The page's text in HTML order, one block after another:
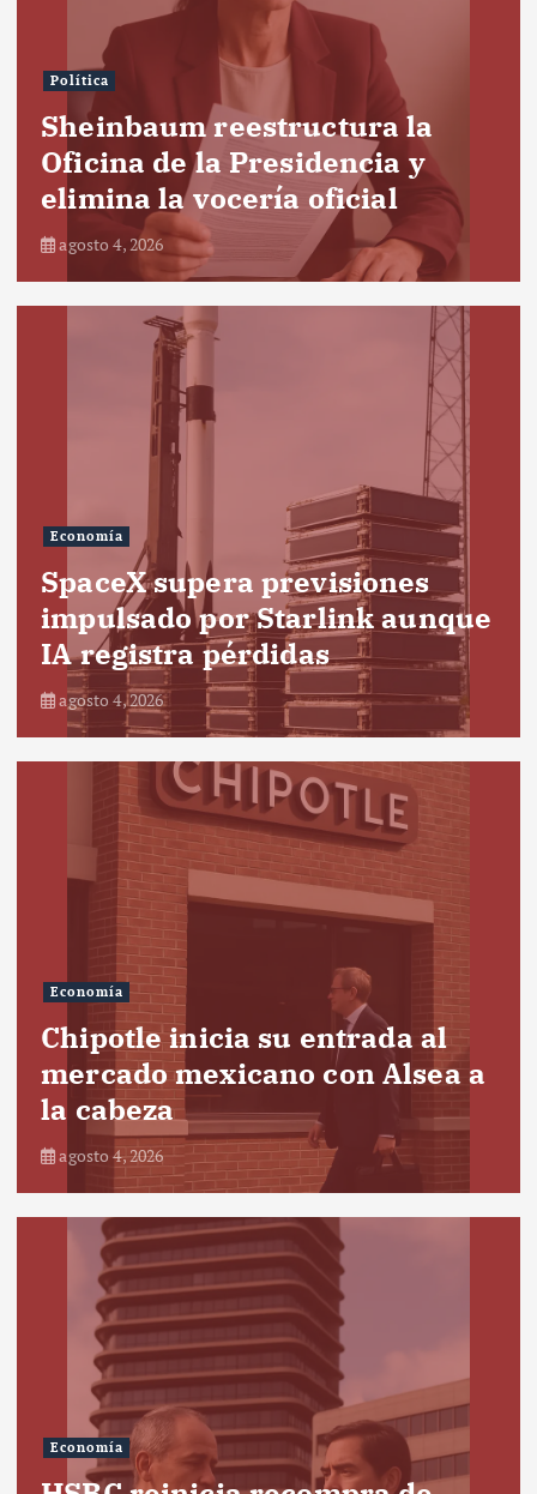
Política
Sheinbaum reestructura la
Oficina de la Presidencia y
elimina la vocería oficial
agosto 4, 2026
Economía
SpaceX supera previsiones
impulsado por Starlink aunque
IA registra pérdidas
agosto 4, 2026
Economía
Chipotle inicia su entrada al
mercado mexicano con Alsea a
la cabeza
agosto 4, 2026
Economía